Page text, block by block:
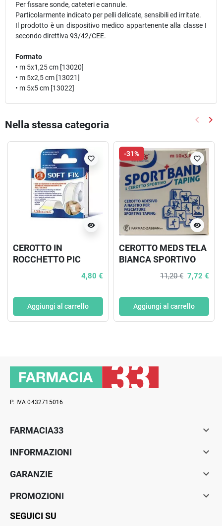
Per fissare sonde, cateteri e cannule.
Particolarmente indicato per pelli delicate, sensibili ed irritate.
Il prodotto è un dispositivo medico appartenente alla classe I
secondo direttiva 93/42/CEE.
Formato
• m 5x1,25 cm [13020]
• m 5x2,5 cm [13021]
• m 5x5 cm [13022]
Nella stessa categoria keyboard_arrow_left keyboard_arrow_right
visibility
favorite_border
CEROTTO IN
ROCCHETTO PIC
SOFT FIX TESSUTO
FUSTELLA
4,80 €
Aggiungi al carrello
-31%
visibility
favorite_border
CEROTTO MEDS TELA
BIANCA SPORTIVO
1000X3,8 CM11,20 € 7,72 €
Aggiungi al carrello
P. IVA 0432715016
FARMACIA33 
INFORMAZIONI 
GARANZIE 
PROMOZIONI 
SEGUICI SU